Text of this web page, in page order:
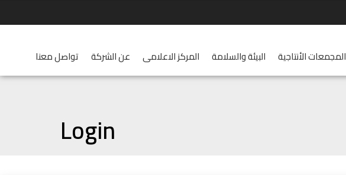
تواصل معنا عن الشركة المركز الاعلامى البيئة والسلامة المجمعات الأنتاجية
Login